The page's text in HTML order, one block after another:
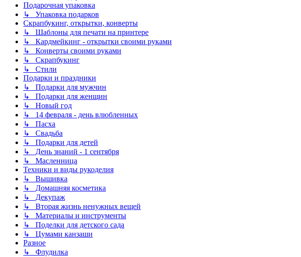
Подарочная упаковка
↳ Упаковка подарков
Скрапбукинг, открытки, конверты
↳ Шаблоны для печати на принтере
↳ Кардмейкинг - открытки своими руками
↳ Конверты своими руками
↳ Скрапбукинг
↳ Стили
Подарки и праздники
↳ Подарки для мужчин
↳ Подарки для женщин
↳ Новый год
↳ 14 февраля - день влюбленных
↳ Пасха
↳ Свадьба
↳ Подарки для детей
↳ День знаний - 1 сентября
↳ Масленница
Техники и виды рукоделия
↳ Вышивка
↳ Домашняя косметика
↳ Декупаж
↳ Вторая жизнь ненужных вещей
↳ Материалы и инструменты
↳ Поделки для детского сада
↳ Цумами канзаши
Разное
↳ Флудилка